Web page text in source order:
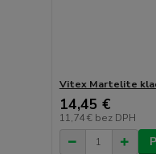
Vitex Martelite
14,45 €
11,74 € bez DPH